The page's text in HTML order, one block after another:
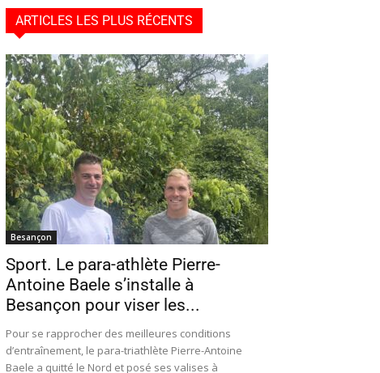
ARTICLES LES PLUS RÉCENTS
Besançon
Sport. Le para-athlète Pierre-
Antoine Baele s’installe à
Besançon pour viser les...
Pour se rapprocher des meilleures conditions
d’entraînement, le para-triathlète Pierre-Antoine
Baele a quitté le Nord et posé ses valises à